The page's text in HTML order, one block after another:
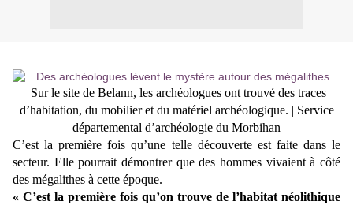
Sur le site de Belann, les archéologues ont trouvé des traces
d’habitation, du mobilier et du matériel archéologique. | Service
départemental d’archéologie du Morbihan
C’est la première fois qu’une telle découverte est faite dans le
secteur. Elle pourrait démontrer que des hommes vivaient à côté
des mégalithes à cette époque.
« C’est la première fois qu’on trouve de l’habitat néolithique